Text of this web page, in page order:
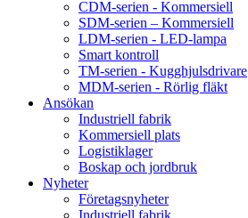
CDM-serien - Kommersiell
SDM-serien – Kommersiell
LDM-serien - LED-lampa
Smart kontroll
TM-serien - Kugghjulsdrivare
MDM-serien - Rörlig fläkt
Ansökan
Industriell fabrik
Kommersiell plats
Logistiklager
Boskap och jordbruk
Nyheter
Företagsnyheter
Industriell fabrik